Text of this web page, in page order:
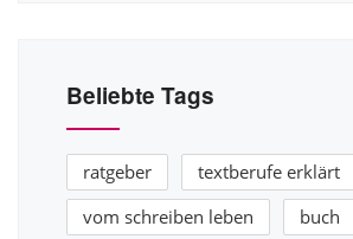
Beliebte Tags
ratgeber
textberufe erklärt
vom schreiben leben
buch